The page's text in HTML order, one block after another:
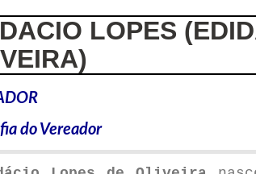
LOPES
do Vereador